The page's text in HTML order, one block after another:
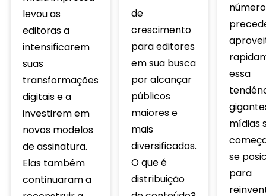
levou as
editoras a
intensificarem
suas
transformações
digitais e a
investirem em
novos modelos
de assinatura.
Elas também
continuaram a
de
crescimento
para editores
em sua busca
por alcançar
públicos
maiores e
mais
diversificados.
O que é
distribuição
essa
mídias
se
para